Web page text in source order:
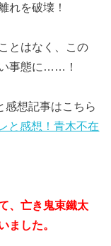
れを破壊！
とはなく、この
事態に……！
感想記事はこちら
と感想！青木不在
、亡き鬼束鐵太
ました。